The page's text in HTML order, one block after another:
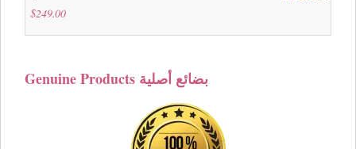
$249.00
Genuine Products بضائع أصلية